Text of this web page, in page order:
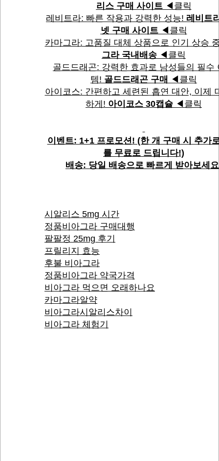
리스 구매 사이트◀클릭
레비트라: 빠른 작용과 강력한 성능! 레비트
넷 구매 사이트◀클릭
카마그라: 고품질 대체 상품으로 인기 상승
그라 국내배송 ◀클릭
골드드래곤: 강력한 효과로 남성들의 필수
템! 골드드래곤 구매 ◀클릭
아이코스: 간편하고 세련된 흡연 대안, 이제
하게! 아이코스 30캡슐 ◀클릭
이벤트: 1+1 프로모션! (한 개 구매 시 추가
를 무료로 드립니다!)
배송: 당일 배송으로 빠르게 받아보세
시알리스 5mg 시간
정품비아그라 구매대행
팔팔정 25mg 후기
프릴리지 효능
후불 비아그라
정품비아그라 약국가격
비아그라 먹으면 오래하나요
카마그라알약
비아그라시알리스차이
비아그라 체험기